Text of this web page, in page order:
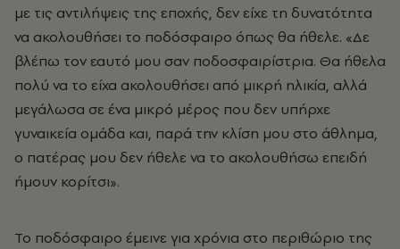
με τις αντιλήψεις της εποχής, δεν είχε τη δυνατότητα
να ακολουθήσει το ποδόσφαιρο όπως θα ήθελε. «Δε
βλέπω τον εαυτό μου σαν ποδοσφαιρίστρια. Θα ήθελα
πολύ να το είχα ακολουθήσει από μικρή ηλικία, αλλά
μεγάλωσα σε ένα μικρό μέρος που δεν υπήρχε
γυναικεία ομάδα και, παρά την κλίση μου στο άθλημα,
ο πατέρας μου δεν ήθελε να το ακολουθήσω επειδή
ήμουν κορίτσι».
Το ποδόσφαιρο έμεινε για χρόνια στο περιθώριο της